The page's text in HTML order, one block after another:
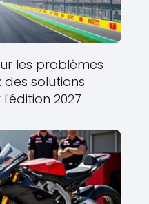
les problèmes
des solutions
2027